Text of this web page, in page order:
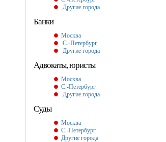
Другие города
Банки
Москва
С.-Петербург
Другие города
Адвокаты, юристы
Москва
С.-Петербург
Другие города
Суды
Москва
С.-Петербург
Другие города